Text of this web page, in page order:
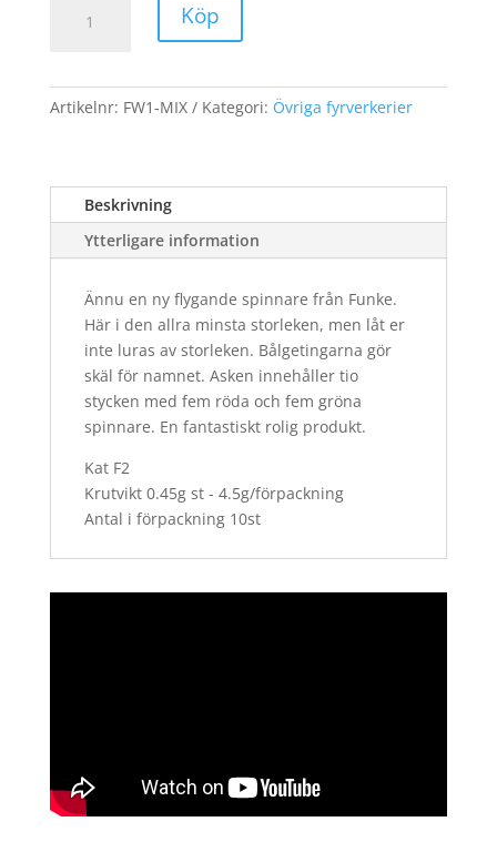
mängd
Köp
Artikelnr: FW1-MIX Kategori: Övriga fyrverkerier
Beskrivning
Ytterligare information
Ännu en ny flygande spinnare från Funke.
Här i den allra minsta storleken, men låt er
inte luras av storleken. Bålgetingarna gör
skäl för namnet. Asken innehåller tio
stycken med fem röda och fem gröna
spinnare. En fantastiskt rolig produkt.
Kat F2
Krutvikt 0.45g st - 4.5g/förpackning
Antal i förpackning 10st